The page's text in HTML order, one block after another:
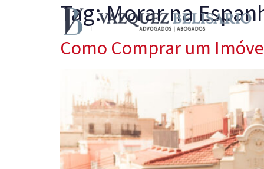
Tag:Morar na
Como Comprar um